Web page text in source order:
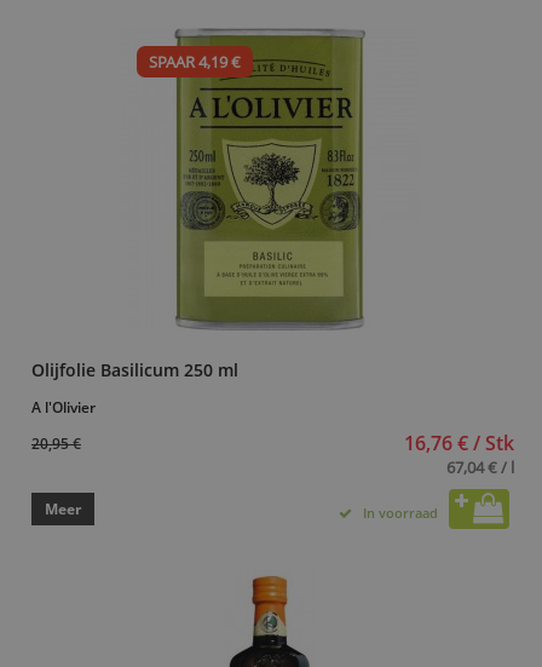
SPAAR 4,19 €
Olijfolie Basilicum 250 ml
A l'Olivier
20,95 €
16,76 € / Stk
67,04 € / l
Meer In voorraad